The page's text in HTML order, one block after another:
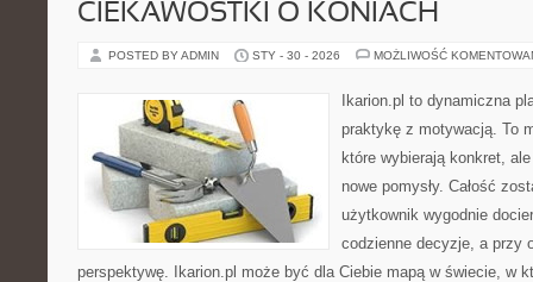
CIEKAWOSTKI O KONIACH
POSTED BY ADMIN STY - 30 - 2026 MOŻLIWOŚĆ
Ikarion.pl to dynamiczna
praktykę z motywacją. To
które wybierają konkret,
nowe pomysły. Całość
użytkownik wygodnie
codzienne decyzje, a przy
perspektywę. Ikarion.pl może być dla Ciebie mapą w świecie, w